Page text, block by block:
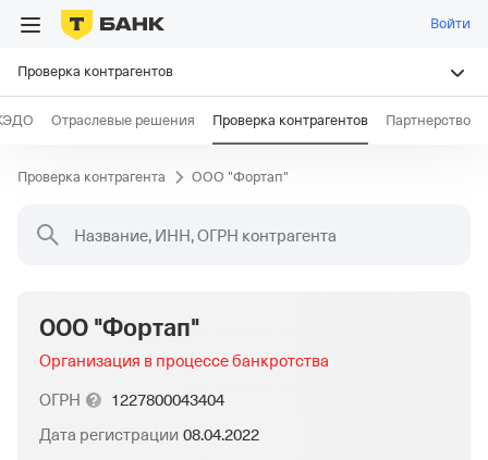
Войти
Проверка контрагентов
Отраслевые решения Проверка контрагентов Партнерство
Проверка контрагента ООО "Фортап"
Название, ИНН, ОГРН контрагента
ООО "Фортап"
Организация в процессе банкротства
ОГРН
1227800043404
Дата регистрации 08.04.2022